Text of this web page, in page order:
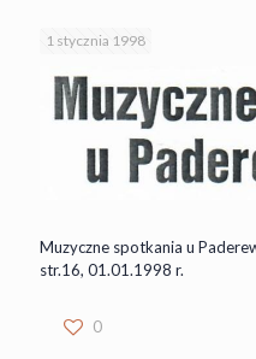
1 stycznia 1998
Muzyczne spotkania u
str.16, 01.01.1998 r.
0